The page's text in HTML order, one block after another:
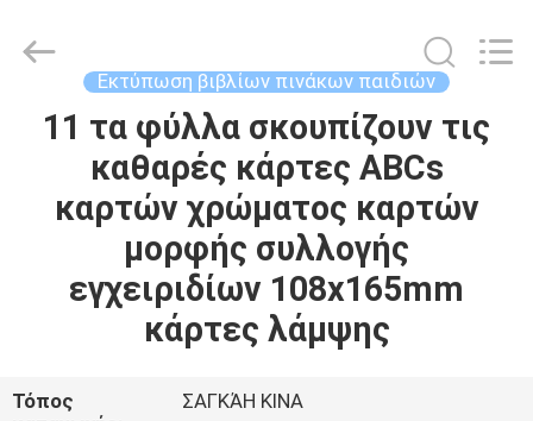
ΣΠΊΤΙ
ΠΡΟΪΌΝΤΑ
ΠΕΡΊΠΟΥ
ΕΜΕΊΣ
ΓΎΡΟΣ
printing
co.,LTD.
Εκτύπωση βιβλίων πινάκων παιδιών
11 τα φύλλα σκουπίζουν τις
καθαρές κάρτες ABCs
καρτών χρώματος καρτών
μορφής συλλογής
εγχειριδίων 108x165mm
κάρτες λάμψης
Τόπος
ΣΑΓΚΆΗ ΚΙΝΑ